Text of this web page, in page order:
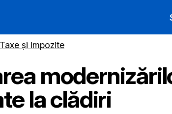
Taxe și impozite
la clădiri